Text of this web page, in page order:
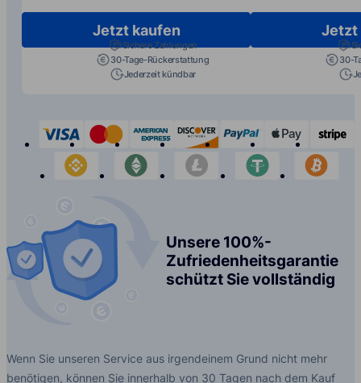
Jetzt kaufen
Sichere Zahlungen
30-Tage-Rückerstattung
Jederzeit kündbar
Jetzt
30-
visa mastercardamerican-express
discover paypal apple-
binance
etherium litecoin tether
Unsere 100%-
Zufriedenheitsgarantie
schützt Sie vollständig
Wenn Sie unseren Service aus irgendeinem Grund nicht mehr
benötigen, können Sie innerhalb von 30 Tagen nach dem Kauf